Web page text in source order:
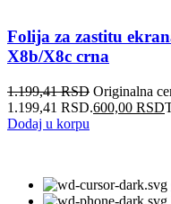
Folija za zastitu
X8b/X8c crna
1.199,41RSD Originalna
1.199,41 RSD.600,00 RSD
Dodaj u korpu